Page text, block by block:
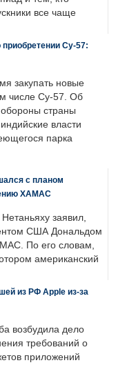
все чаще
Су-57:
закупать новые
числе Су-57. Об
обороны страны
власти
парка
с планом
ХАМАС
заявил,
США Дональдом
По его словам,
американский
из РФ Apple из-за
возбудила дело
требований о
приложений